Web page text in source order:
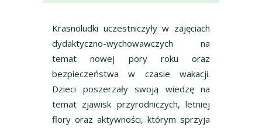
Krasnoludki uczestniczyły w zajęciach
dydaktyczno-wychowawczych na
temat nowej pory roku oraz
bezpieczeństwa w czasie wakacji.
Dzieci poszerzały swoją wiedzę na
temat zjawisk przyrodniczych, letniej
flory oraz aktywności, którym sprzyja